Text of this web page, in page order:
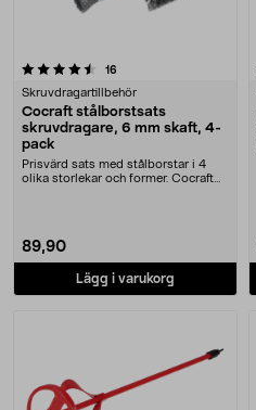
16
Skruvdragartillbehör
Cocraft stålborstsats
skruvdragare, 6 mm skaft, 4-
pack
Prisvärd sats med stålborstar i 4
olika storlekar och former. Cocraft
89,90
Lägg i varukorg
4.0 av 5 stjärnor